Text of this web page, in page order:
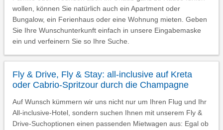
wollen, können Sie natürlich auch ein Apartment oder
Bungalow, ein Ferienhaus oder eine Wohnung mieten. Geben
Sie Ihre Wunschunterkunft einfach in unsere Eingabemaske
ein und verfeinern Sie so Ihre Suche.
Fly & Drive, Fly & Stay: all-inclusive auf Kreta
oder Cabrio-Spritzour durch die Champagne
Auf Wunsch kümmern wir uns nicht nur um Ihren Flug und Ihr
All-inclusive-Hotel, sondern suchen Ihnen mit unserem Fly &
Drive-Suchoptionen einen passenden Mietwagen aus: Egal ob